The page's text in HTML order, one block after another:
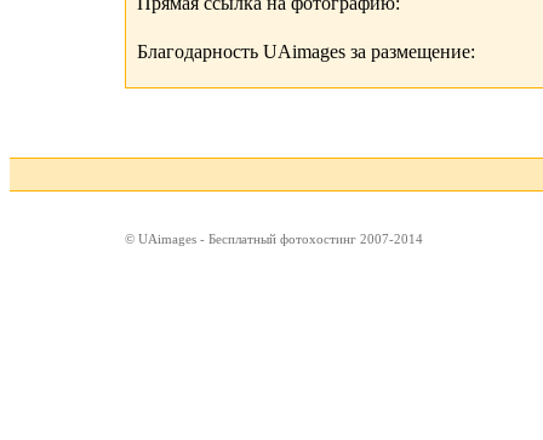
Благодарность UAimages за размещение:
© UAimages - Бесплатный фотохостинг 2007-2014